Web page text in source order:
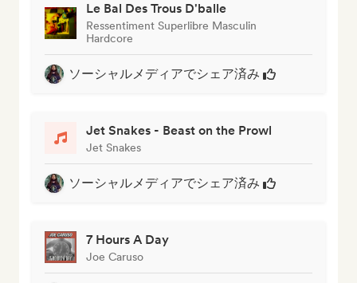
Le Bal Des Trous D'balle
Ressentiment Superlibre Masculin
Hardcore
ソーシャルメディアでシェア済み
Jet Snakes - Beast on the Prowl
Jet Snakes
ソーシャルメディアでシェア済み
7 Hours A Day
Joe Caruso